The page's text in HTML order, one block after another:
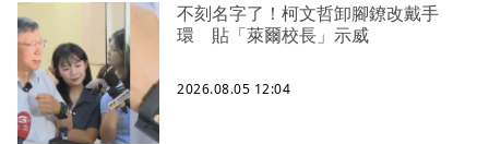
不刻名字了！柯文哲卸腳鐐改戴手
環 貼「萊爾校長」示威
2026.08.05 12:04